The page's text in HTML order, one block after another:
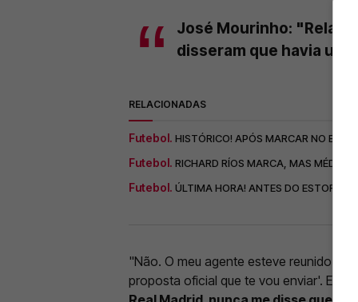
José Mourinho:
disseram que havia
RELACIONADAS
Futebol. HISTÓRICO! APÓS MARCAR NO
Futebol. RICHARD RÍOS MARCA, MAS MÉDIO
Futebol. ÚLTIMA HORA! ANTES DO ESTORIL –
"Não. O meu agente esteve reunido
proposta oficial que te vou enviar'. Eu